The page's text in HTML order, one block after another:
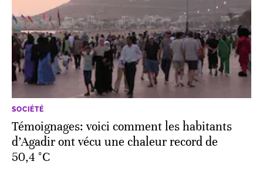
SOCIÉTÉ
Témoignages: voici comment les habitants
d’Agadir ont vécu une chaleur record de
50,4 °C